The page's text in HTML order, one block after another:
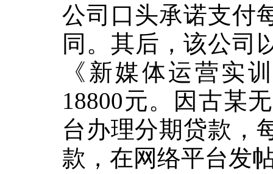
公司 口头承诺支付
同 。其后，该公司
《新媒体运营实
18800元。因古某
台办理分期贷款，
款，在网络平台发